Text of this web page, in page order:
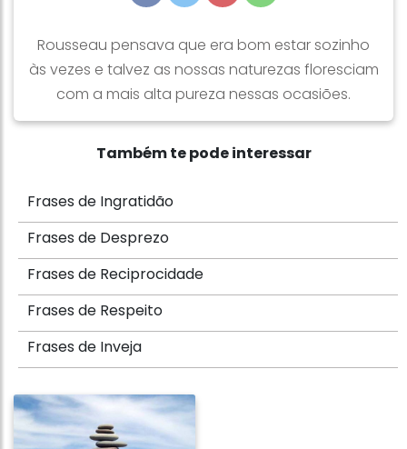
Rousseau pensava que era bom estar sozinho
às vezes e talvez as nossas naturezas floresciam
com a mais alta pureza nessas ocasiões.
Também te pode interessar
Frases de Ingratidão
Frases de Desprezo
Frases de Reciprocidade
Frases de Respeito
Frases de Inveja